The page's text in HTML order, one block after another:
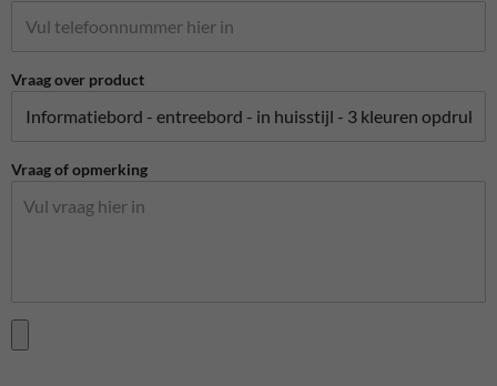
Vraag over product
Vraag of opmerking